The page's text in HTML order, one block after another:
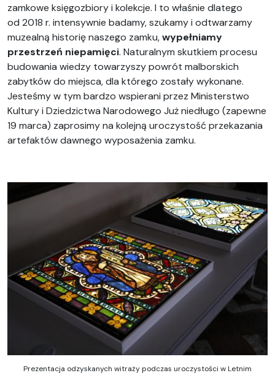
zamkowe księgozbiory i kolekcje. I to właśnie dlatego
od 2018 r. intensywnie badamy, szukamy i odtwarzamy
muzealną historię naszego zamku,wypełniamy
przestrzeń niepamięci. Naturalnym skutkiem procesu
budowania wiedzy towarzyszy powrót malborskich
zabytków do miejsca, dla którego zostały wykonane.
Jesteśmy w tym bardzo wspierani przez Ministerstwo
Kultury i Dziedzictwa Narodowego Już niedługo (zapewne
19 marca) zaprosimy na kolejną uroczystość przekazania
artefaktów dawnego wyposażenia zamku.
Prezentacja odzyskanych witraży podczas uroczystości w Letnim